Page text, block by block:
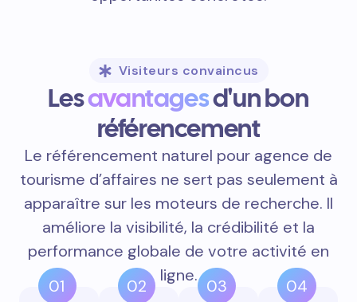
Visiteurs convaincus
Lesavantagesd'un bon
référencement
Le référencement naturel pour agence de
tourisme d’affaires ne sert pas seulement à
apparaître sur les moteurs de recherche. Il
améliore la visibilité, la crédibilité et la
performance globale de votre activité en
ligne.
01 02 03 04